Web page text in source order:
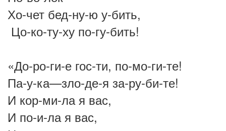
Хо-чет бед-ну-ю у-бить,
Цо-ко-ту-ху по-гу-бить!
«До-ро-ги-е гос-ти, по-мо-ги-те!
Па-у-ка—зло-де-я за-ру-би-те!
И кор-ми-ла я вас,
И по-и-ла я вас,